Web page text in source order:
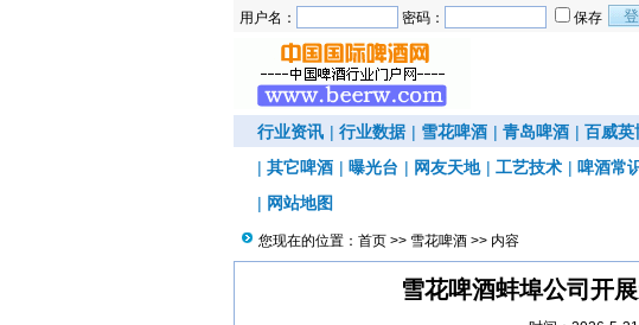
用户名： 密码： 保存
行业资讯 | 行业数据 | 雪花啤酒 | 青岛啤酒 | 百威英
| 其它啤酒 | 曝光台 | 网友天地 | 工艺技术 | 啤酒常
| 网站地图
您现在的位置： 首页 >> 雪花啤酒 >> 内容
雪花啤酒蚌埠公司开